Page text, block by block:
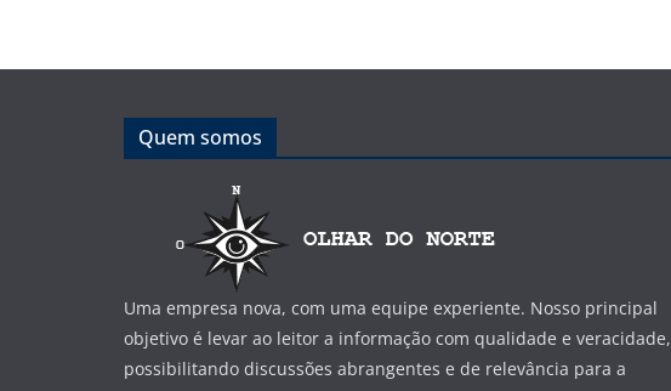
Quem somos
Uma empresa nova, com uma equipe experiente. Nosso principal
objetivo é levar ao leitor a informação com qualidade e veracidade,
possibilitando discussões abrangentes e de relevância para a